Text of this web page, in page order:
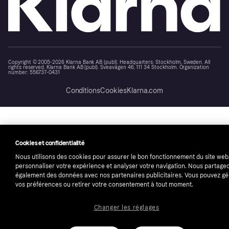
Copyright © 2005-2026 Klarna Bank AB (publ). Headquarters: Stockholm, Sweden. All
rights reserved. Klarna Bank AB (publ). Sveavägen 46, 111 34 Stockholm. Organization
number: 556737-0431
ConditionsCookiesKlarna.com
Cookies et confidentialité
Nous utilisons des cookies pour assurer le bon fonctionnement du site
personnaliser votre expérience et analyser votre navigation. Nous
également des données avec nos partenaires publicitaires. Vous pouvez
vos préférences ou retirer votre consentement à tout moment.
Changer les réglages